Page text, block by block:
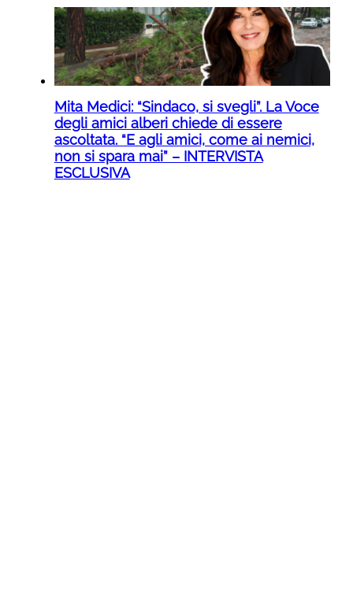
Mita Medici: “Sindaco, si svegli”. La Voce
degli amici alberi chiede di essere
ascoltata. “E agli amici, come ai nemici,
non si spara mai” – INTERVISTA
ESCLUSIVA